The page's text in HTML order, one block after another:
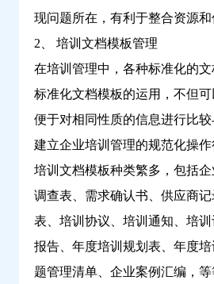
现问题所在，有利于整合资源和
2、 培训文档模板管理
在培训管理中，各种标准化的文
标准化文档模板的运用，不但可
便于对相同性质的信息进行比
建立企业培训管理的规范化操作
培训文档模板种类繁多，包括
调查表、需求确认书、供应商
表、培训协议、培训通知、培
报告、年度培训规划表、年度
题管理清单、企业案例汇编，等